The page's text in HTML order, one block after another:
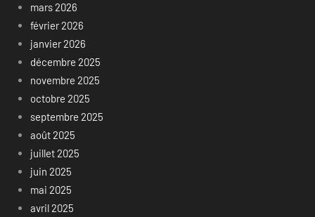
mars 2026
février 2026
janvier 2026
décembre 2025
novembre 2025
octobre 2025
septembre 2025
août 2025
juillet 2025
juin 2025
mai 2025
avril 2025